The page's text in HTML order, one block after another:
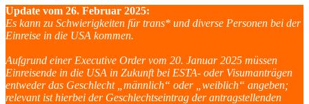
Update vom 26. Februar 2025:
Es kann zu Schwierigkeiten für trans* und diverse Personen bei der
Einreise in die USA kommen.
Aufgrund einer Executive Order vom 20. Januar 2025 müssen
Einreisende in die USA in Zukunft bei ESTA- oder Visumanträgen
entweder das Geschlecht „männlich“ oder „weiblich“ angeben;
relevant ist hierbei der Geschlechtseintrag der antragstellenden